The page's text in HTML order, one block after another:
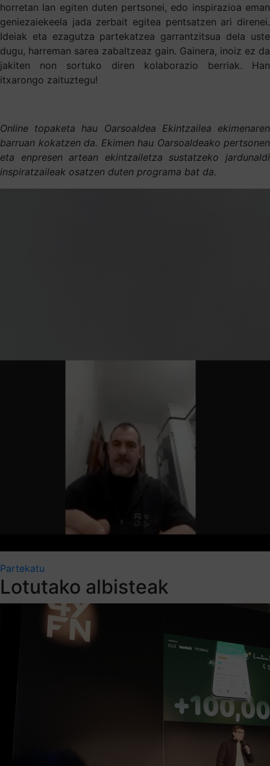
horretan lan egiten duten pertsonei, edo inspirazioa eman
geniezaiekeela jada zerbait egitea pentsatzen ari direnei.
Ideiak eta ezagutza partekatzea garrantzitsua dela uste
dugu, harreman sarea zabaltzeaz gain. Gainera, inoiz ez da
jakiten non sortuko diren kolaborazio berriak. Han
itxarongo zaituztegu!
Online topaketa hau Oarsoaldea Ekintzailea ekimenaren
barruan kokatzen da. Ekimen hau Oarsoaldeako pertsonen
eta enpresen artean ekintzailetza sustatzeko jardunaldi
inspiratzaileak osatzen duten programa bat da.
Partekatu
Lotutako albisteak